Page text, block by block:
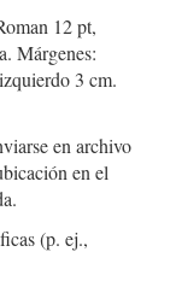
12 pt,
Márgenes:
3 cm.
en archivo
en el
(p. ej.,